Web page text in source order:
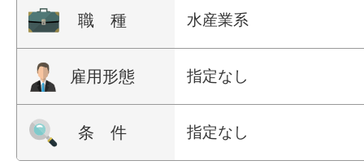
職 種 水産業系
雇用形態 指定なし
条 件 指定なし